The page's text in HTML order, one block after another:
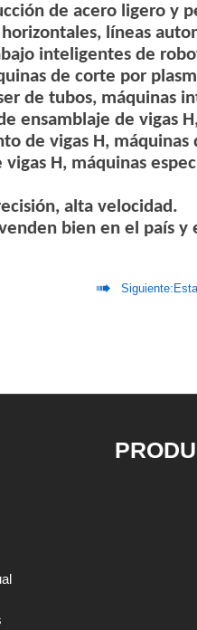
de acero ligero y
líneas
inteligentes de
de corte por
de tubos, máquinas
ensamblaje de vigas
de vigas H,
H, máquinas
alta velocidad.
bien en el país
 Siguiente: